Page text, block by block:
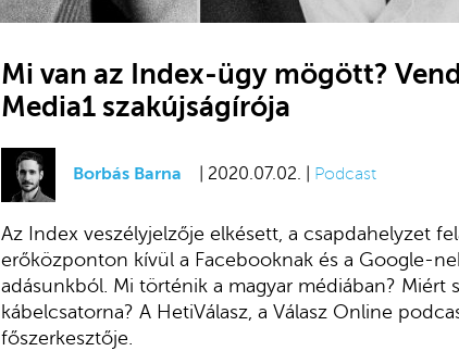
Mi van az Index-ügy mögött?
Media1 szakújságírója
Borbás Barna | 2020.07.02. | Podcast
Az Index veszélyjelzője elkésett, a csapdahelyzet
erőközponton kívül a Facebooknak és a Google-
adásunkból. Mi történik a magyar médiában? Miért
kábelcsatorna? A HetiVálasz, a Válasz Online
főszerkesztője.